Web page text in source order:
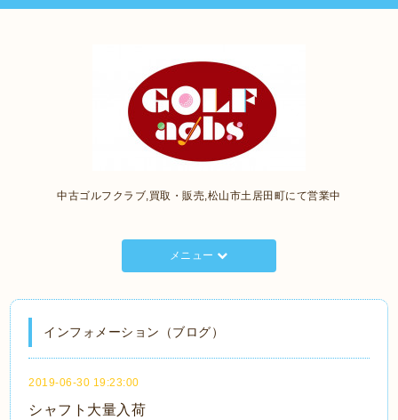
中古ゴルフクラブ,買取・販売,松山市土居田町にて営業中
メニュー
インフォメーション（ブログ）
2019-06-30 19:23:00
シャフト大量入荷